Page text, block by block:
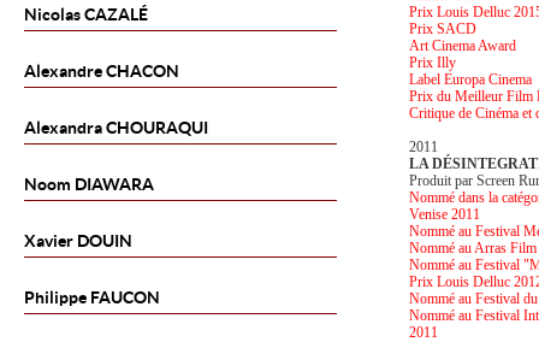
NicolasCAZALÉ
AlexandreCHACON
AlexandraCHOURAQUI
Noom DIAWARA
Xavier DOUIN
Philippe FAUCON
Prix Louis Delluc
Prix SACD
Art Cinema Award
Prix Illy
Label Europa Cinema
Prix du Meilleur Film
Critique de Cinéma et
2011
LA
Produit par Screen
Nommé dans la
Venise 2011
Nommé au Festival
Nommé au Arras
Nommé au Festival
Prix Louis Delluc
Nommé au Festival
Nommé au Festival
2011